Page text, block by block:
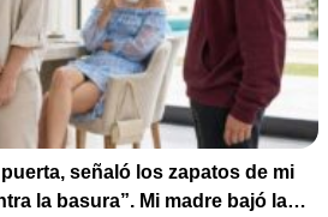
señaló los zapatos de mi
la basura”. Mi madre bajó la